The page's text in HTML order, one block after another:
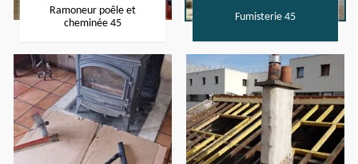
Ramoneur poêle et
cheminée 45
Fumisterie 45